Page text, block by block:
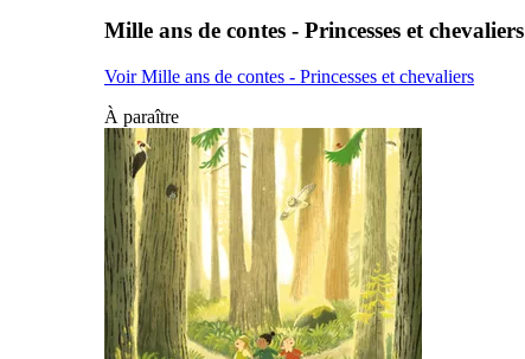
Mille ans de contes - Princesses et chevaliers
Voir Mille ans de contes - Princesses et chevaliers
À paraître